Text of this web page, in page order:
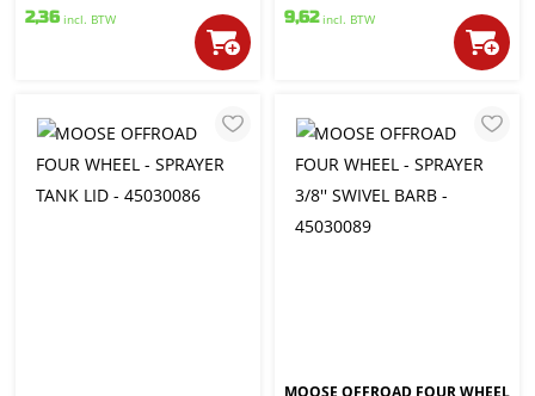
2,36 incl. BTW
9,62 incl. BTW
MOOSE OFFROAD FOUR WHEEL